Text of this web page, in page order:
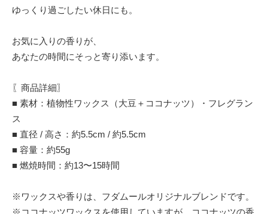
ゆっくり過ごしたい休日にも。
お気に入りの香りが、
あなたの時間にそっと寄り添います。
〖商品詳細〗
■ 素材：植物性ワックス（大豆＋ココナッツ）・フレグラン
ス
■ 直径 / 高さ：約5.5cm / 約5.5cm
■ 容量：約55g
■ 燃焼時間：約13〜15時間
※ワックスや香りは、フダムールオリジナルブレンドです。
※ココナッツワックスを使用していますが、ココナッツの香